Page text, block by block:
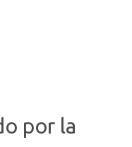
por la